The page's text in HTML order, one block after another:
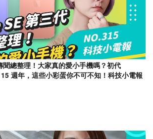
總整理！大家真的愛小手機嗎？初代
週年，這些小彩蛋你不可不知！科技小電報